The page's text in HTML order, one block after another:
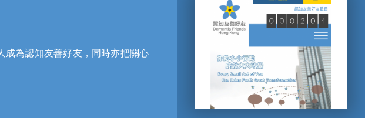
成為認知友善好友，同時亦把關心